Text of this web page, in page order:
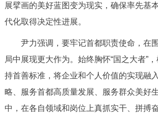
绿色北京 图说北京
多语种
ENGLISH 한국어
DEUTSCH FRANÇAIS
展擘画的美好蓝图变为现实，确保率先基
代化取得决定性进展。
尹力强调，要牢记首都职责使命，在
局中展现更大作为。始终胸怀“国之大者”
持首善标准，将企业和个人价值的实现融
略、服务首都高质量发展、服务群众美好
中，在各自领域和岗位上真抓实干、拼搏